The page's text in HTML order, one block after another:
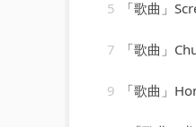
5 「歌曲」
7 「歌曲」
9 「歌曲」